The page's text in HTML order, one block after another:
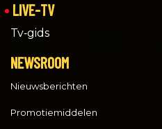
LIVE-TV
Tv‑gids
NEWSROOM
Nieuwsberichten
Promotiemiddelen